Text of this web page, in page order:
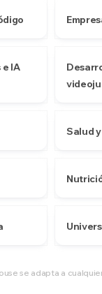
IA
Salud
se adapta a